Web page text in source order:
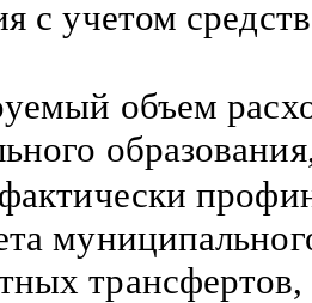
с учетом
объем
трансфертов,